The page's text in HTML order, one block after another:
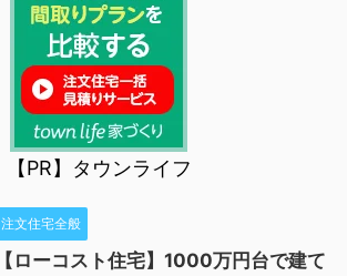
【PR】タウンライフ
注文住宅全般
【ローコスト住宅】1000万円台で建て